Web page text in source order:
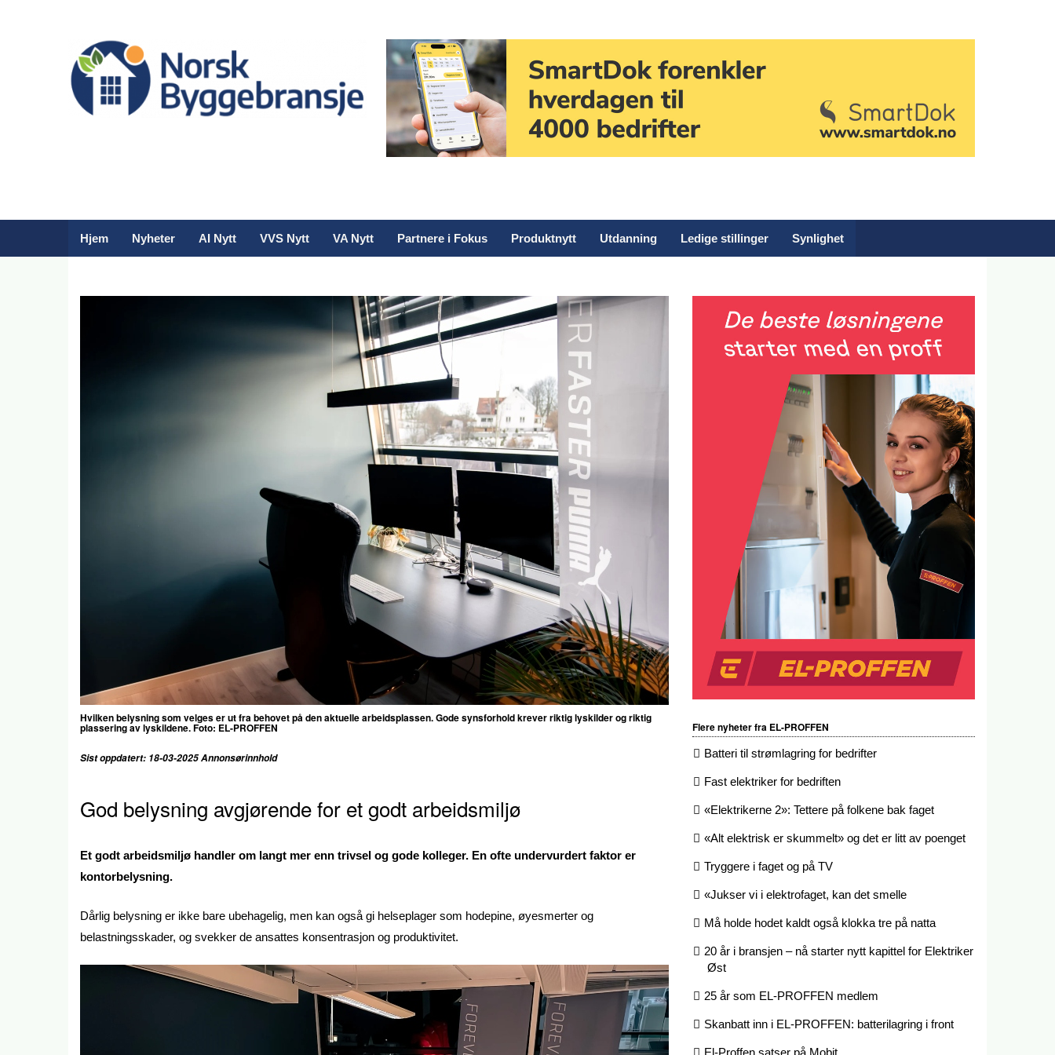
Hjem Nyheter AI Nytt VVS Nytt VA Nytt Partnere i Fokus Produktnytt Utdanning Ledige stillinger Synlighet
Hvilken belysning som velges er ut fra behovet på den aktuelle arbeidsplassen. Gode synsforhold krever riktig lyskilder og riktig
plassering av lyskildene. Foto: EL-PROFFEN
Sist oppdatert: 18-03-2025 Annonsørinnhold
God belysning avgjørende for et godt arbeidsmiljø
Et godt arbeidsmiljø handler om langt mer enn trivsel og gode kolleger. En ofte undervurdert faktor er
kontorbelysning.
Dårlig belysning er ikke bare ubehagelig, men kan også gi helseplager som hodepine, øyesmerter og
belastningsskader, og svekker de ansattes konsentrasjon og produktivitet.
Flere nyheter fra EL-PROFFEN
Batteri til strømlagring for bedrifter
Fast elektriker for bedriften
«Elektrikerne 2»: Tettere på folkene bak faget
«Alt elektrisk er skummelt» og det er litt av poenget
Tryggere i faget og på TV
«Jukser vi i elektrofaget, kan det smelle
Må holde hodet kaldt også klokka tre på natta
20 år i bransjen – nå starter nytt kapittel for Elektriker
Øst
25 år som EL-PROFFEN medlem
Skanbatt inn i EL-PROFFEN: batterilagring i front